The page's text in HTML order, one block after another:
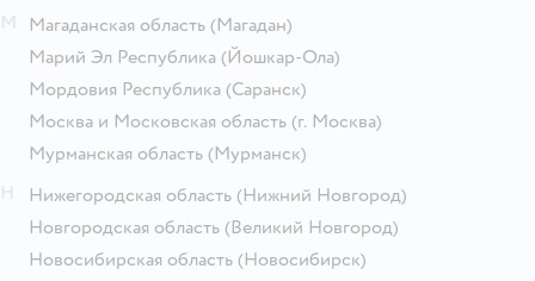
Магаданская область (Магадан)
Марий Эл Республика (Йошкар-Ола)
Мордовия Республика (Саранск)
Москва и Московская область (г. Москва)
Мурманская область (Мурманск)
Нижегородская область (Нижний Новгород)
Новгородская область (Великий Новгород)
Новосибирская область (Новосибирск)